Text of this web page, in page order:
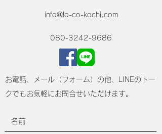
info@lo-co-kochi.com
080-3242-9686
​お電話、メール（フォーム）の他、LINEのトー
クでもお気軽にお問合せいただけます。